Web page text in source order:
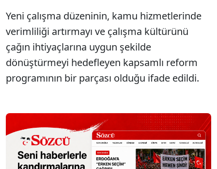
Yeni çalışma düzeninin, kamu hizmetlerinde
verimliliği artırmayı ve çalışma kültürünü
çağın ihtiyaçlarına uygun şekilde
dönüştürmeyi hedefleyen kapsamlı reform
programının bir parçası olduğu ifade edildi.